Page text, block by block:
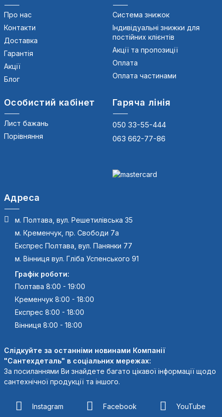
Про нас
Контакти
Доставка
Гарантія
Акції
Блог
Система знижок
Індивідуальні знижки для
постійних клієнтів
Акції та пропозиції
Оплата
Оплата частинами
Особистий кабінет
Лист бажань
Порівняння
Гаряча лінія
050 33-55-444
063 662-77-86
Адреса
м. Полтава, вул. Решетилівська 35
м. Кременчук, пр. Свободи 7а
Експрес Полтава, вул. Панянки 77
м. Вінниця вул. Гліба Успенського 91
Графік роботи:
Полтава 8:00 - 19:00
Кременчук 8:00 - 18:00
Експрес 8:00 - 18:00
Вінниця 8:00 - 18:00
Слідкуйте за останніми новинами Компанії
"Сантехдеталь" в соціальних мережах:
За посиланнями Ви знайдете багато цікавої інформації щодо
сантехнічної продукції та іншого.
Instagram Facebook YouTube